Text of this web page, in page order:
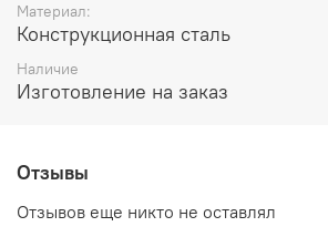
Материал:
Конструкционная сталь
Наличие
Изготовление на заказ
Отзывы
Отзывов еще никто не оставлял